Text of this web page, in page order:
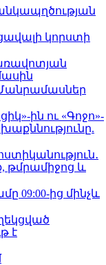
կորստի
ին ու «Գոջո»-
թմրամիջոց և
09:00-ից մինչև
է